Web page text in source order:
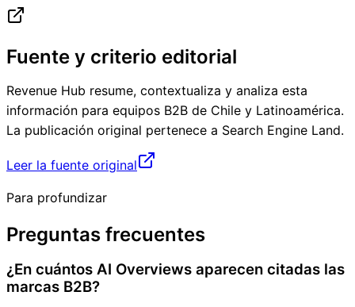
Fuente y criterio editorial
Revenue Hub resume, contextualiza y analiza esta
información para equipos B2B de Chile y Latinoamérica.
La publicación original pertenece a Search Engine Land.
Leer la fuente original
Para profundizar
Preguntas frecuentes
¿En cuántos AI Overviews aparecen citadas las
marcas B2B?